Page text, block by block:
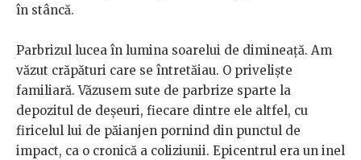
în stâncă.
Parbrizul lucea în lumina soarelui de dimineață. Am
văzut crăpături care se întretăiau. O priveliște
familiară. Văzusem sute de parbrize sparte la
depozitul de deșeuri, fiecare dintre ele altfel, cu
firicelul lui de păianjen pornind din punctul de
impact, ca o cronică a coliziunii. Epicentrul era un inel